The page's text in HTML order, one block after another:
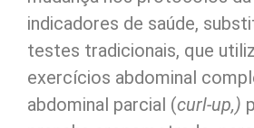
indicadores de saúde,
testes tradicionais, que
exercícios abdominal
abdominal parcial (curl-up,)